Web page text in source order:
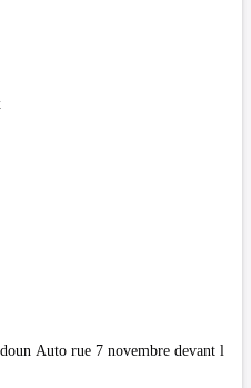
Auto rue 7 novembre devant l